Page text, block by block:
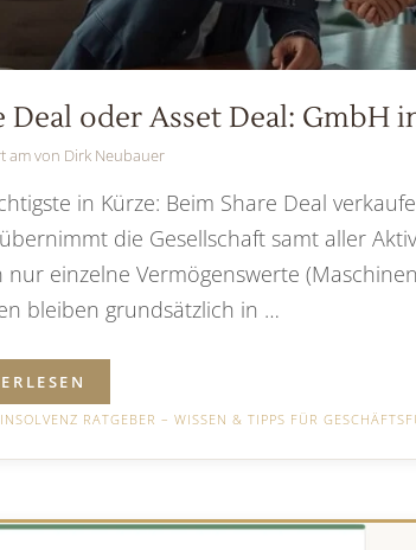
Deal oder Asset Deal: GmbH
amvon Dirk Neubauer
in Kürze: Beim Share Deal
die Gesellschaft samt aller
nur einzelne Vermögenswerte
bleiben grundsätzlich in …
RATGEBER – WISSEN & TIPPS FÜR